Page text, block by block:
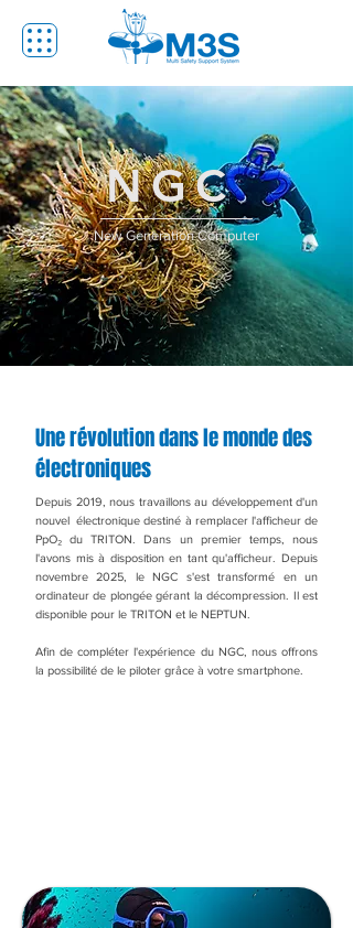
NGC
New Generation Computer
Une révolution dans le monde des
électroniques
Depuis 2019, nous travaillons au développement d'un
nouvel électronique destiné à remplacer l'afficheur de
PpO₂ du TRITON. Dans un premier temps, nous
l'avons mis à disposition en tant qu'afficheur. Depuis
novembre 2025, le NGC s'est transformé en un
ordinateur de plongée gérant la décompression. Il est
disponible pour le TRITON et le NEPTUN.
Afin de compléter l'expérience du NGC, nous offrons
la possibilité de le piloter grâce à votre smartphone.